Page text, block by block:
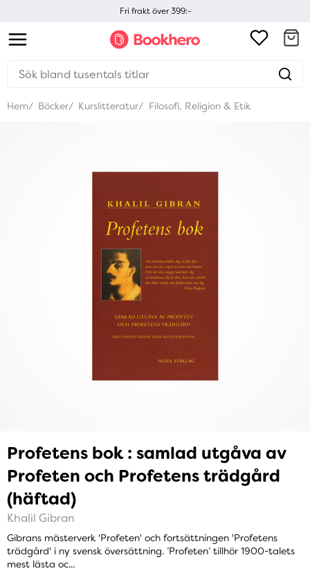
Fri frakt över 399:-
Hem Böcker Kurslitteratur Filosofi, Religion & Etik
Profetens bok : samlad utgåva av
Profeten och Profetens trädgård
(häftad)
Khalil Gibran
Gibrans mästerverk 'Profeten' och fortsättningen 'Profetens
trädgård' i ny svensk översättning. ’Profeten’ tillhör 1900-talets
mest lästa oc...